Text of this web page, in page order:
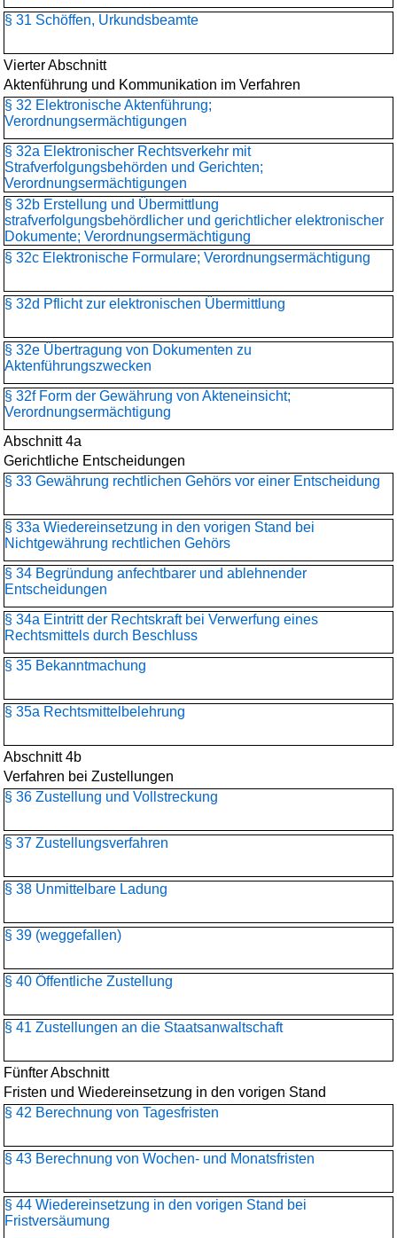
§ 31 Schöffen, Urkundsbeamte
Vierter Abschnitt
Aktenführung und Kommunikation im Verfahren
§ 32 Elektronische Aktenführung;
Verordnungsermächtigungen
§ 32a Elektronischer Rechtsverkehr mit
Strafverfolgungsbehörden und Gerichten;
Verordnungsermächtigungen
§ 32b Erstellung und Übermittlung
strafverfolgungsbehördlicher und gerichtlicher elektronischer
Dokumente; Verordnungsermächtigung
§ 32c Elektronische Formulare; Verordnungsermächtigung
§ 32d Pflicht zur elektronischen Übermittlung
§ 32e Übertragung von Dokumenten zu
Aktenführungszwecken
§ 32f Form der Gewährung von Akteneinsicht;
Verordnungsermächtigung
Abschnitt 4a
Gerichtliche Entscheidungen
§ 33 Gewährung rechtlichen Gehörs vor einer Entscheidung
§ 33a Wiedereinsetzung in den vorigen Stand bei
Nichtgewährung rechtlichen Gehörs
§ 34 Begründung anfechtbarer und ablehnender
Entscheidungen
§ 34a Eintritt der Rechtskraft bei Verwerfung eines
Rechtsmittels durch Beschluss
§ 35 Bekanntmachung
§ 35a Rechtsmittelbelehrung
Abschnitt 4b
Verfahren bei Zustellungen
§ 36 Zustellung und Vollstreckung
§ 37 Zustellungsverfahren
§ 38 Unmittelbare Ladung
§ 39 (weggefallen)
§ 40 Öffentliche Zustellung
§ 41 Zustellungen an die Staatsanwaltschaft
Fünfter Abschnitt
Fristen und Wiedereinsetzung in den vorigen Stand
§ 42 Berechnung von Tagesfristen
§ 43 Berechnung von Wochen- und Monatsfristen
§ 44 Wiedereinsetzung in den vorigen Stand bei
Fristversäumung